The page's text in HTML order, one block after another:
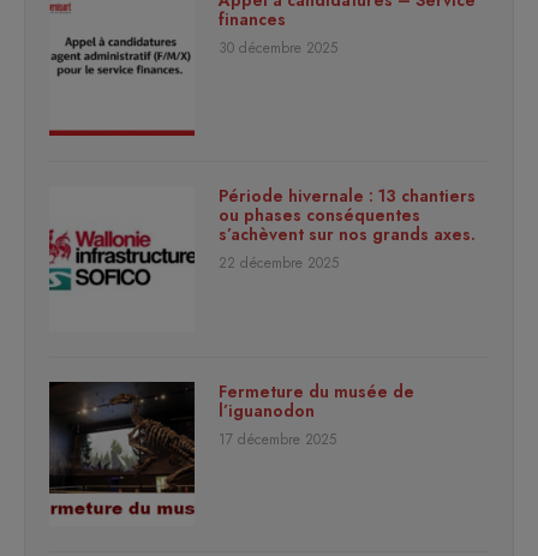
finances
30 décembre 2025
Période hivernale : 13 chantiers
ou phases conséquentes
s’achèvent sur nos grands axes.
22 décembre 2025
Fermeture du musée de
l’iguanodon
17 décembre 2025